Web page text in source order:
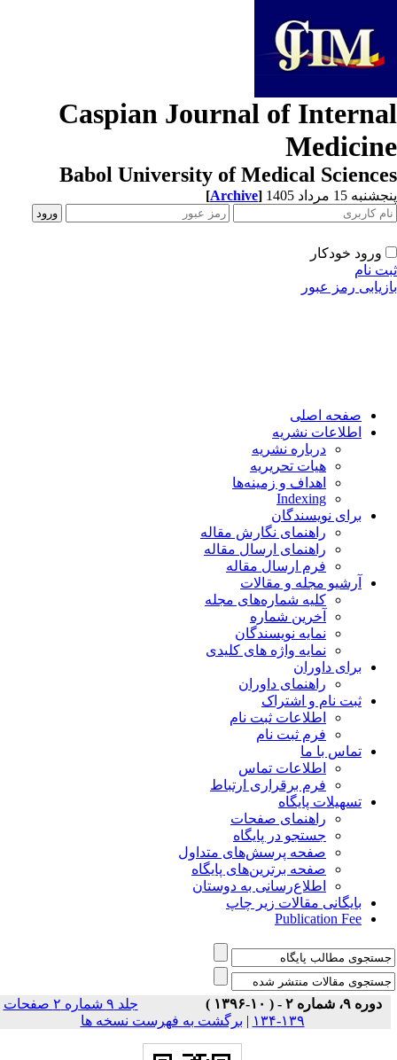
Caspian Journal of
Babol University of Medical
15 مرداد 1405 [Archive]
ورود خودکار
نام
رمز عبور
صفحه اصلی
اطلاعات نشریه
درباره نشریه
هیات تحریریه
اهداف و زمینه‌ها
Indexing
برای نویسندگان
راهنمای نگارش مقاله
راهنمای ارسال مقاله
فرم ارسال مقاله
آرشیو مجله و مقالات
کلیه شماره‌های مجله
آخرین شماره
نمایه نویسندگان
نمایه واژه های کلیدی
برای داوران
راهنمای داوران
ثبت نام و اشتراک
اطلاعات ثبت نام
فرم ثبت نام
تماس با ما
اطلاعات تماس
فرم برقراری ارتباط
تسهیلات پایگاه
راهنمای صفحات
جستجو در پایگاه
صفحه پرسش‌های متداول
صفحه برترین‌های پایگاه
اطلاع‌رسانی به دوستان
بایگانی مقالات زیر چاپ
Publication Fee
دوره ۹، شماره ۲ - ( ۱۰-۱۳۹۶ )
جلد ۹ شماره ۲ صفحات
۱۳۹-۱۳۴
| برگشت به فهرست نسخه ها